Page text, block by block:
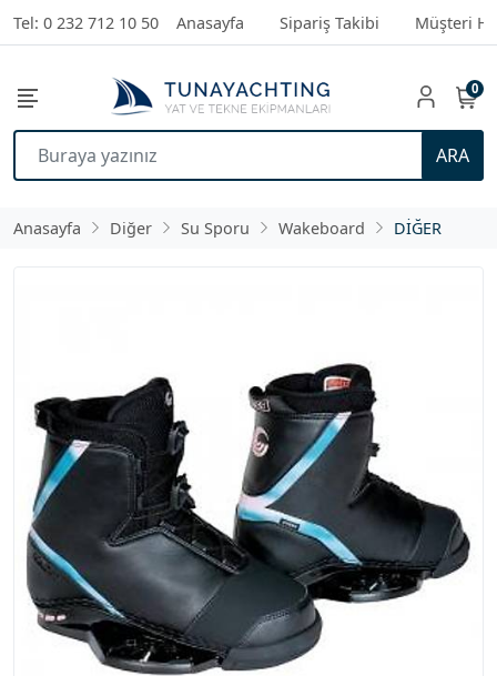
Tel: 0 232 712 10 50 Anasayfa Sipariş Takibi Müşteri
ARA
0
Anasayfa Diğer Su Sporu Wakeboard DİĞER